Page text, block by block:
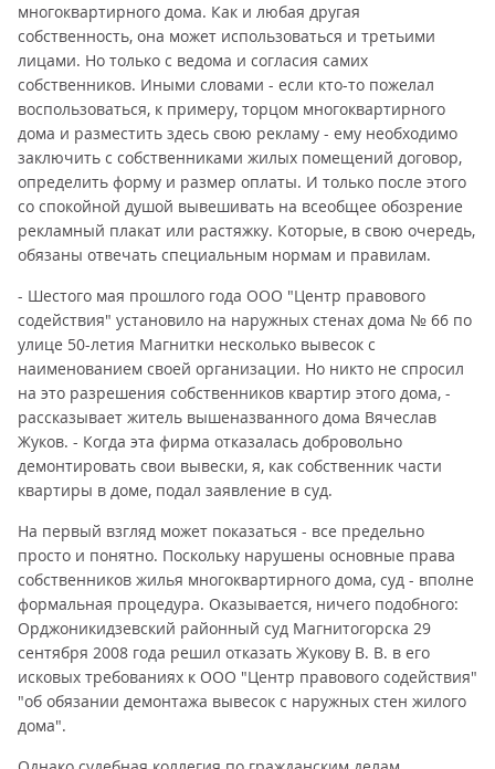
многоквартирного дома. Как и любая другая
собственность, она может использоваться и третьими
лицами. Но только с ведома и согласия самих
собственников. Иными словами - если кто-то пожелал
воспользоваться, к примеру, торцом многоквартирного
дома и разместить здесь свою рекламу - ему необходимо
заключить с собственниками жилых помещений договор,
определить форму и размер оплаты. И только после этого
со спокойной душой вывешивать на всеобщее обозрение
рекламный плакат или растяжку. Которые, в свою очередь,
обязаны отвечать специальным нормам и правилам.
- Шестого мая прошлого года ООО "Центр правового
содействия" установило на наружных стенах дома № 66 по
улице 50-летия Магнитки несколько вывесок с
наименованием своей организации. Но никто не спросил
на это разрешения собственников квартир этого дома, -
рассказывает житель вышеназванного дома Вячеслав
Жуков. - Когда эта фирма отказалась добровольно
демонтировать свои вывески, я, как собственник части
квартиры в доме, подал заявление в суд.
На первый взгляд может показаться - все предельно
просто и понятно. Поскольку нарушены основные права
собственников жилья многоквартирного дома, суд - вполне
формальная процедура. Оказывается, ничего подобного:
Орджоникидзевский районный суд Магнитогорска 29
сентября 2008 года решил отказать Жукову В. В. в его
исковых требованиях к ООО "Центр правового содействия"
"об обязании демонтажа вывесок с наружных стен жилого
дома".